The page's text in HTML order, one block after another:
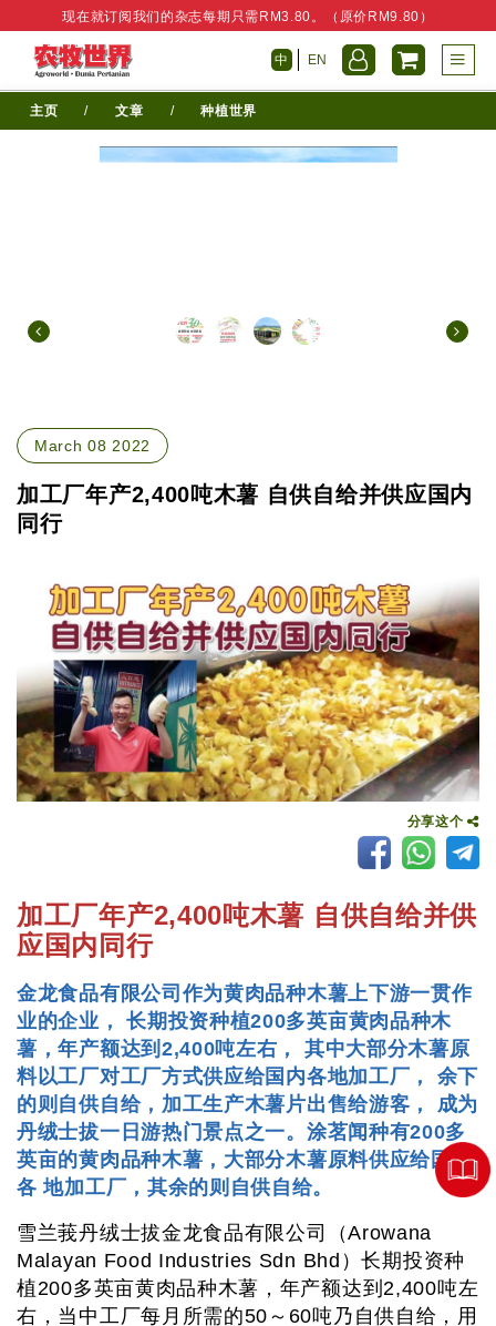
现在就订阅我们的杂志每期只需RM3.80。（原价RM9.80）
中 EN
主页 / 文章 / 种植世界
March 08 2022
加工厂年产2,400吨木薯 自供自给并供应国内
同行
分享这个
加工厂年产2,400吨木薯 自供自给并供
应国内同行
金龙食品有限公司作为黄肉品种木薯上下游一贯作
业的企业， 长期投资种植200多英亩黄肉品种木
薯，年产额达到2,400吨左右， 其中大部分木薯原
料以工厂对工厂方式供应给国内各地加工厂， 余下
的则自供自给，加工生产木薯片出售给游客， 成为
丹绒士拔一日游热门景点之一。涂茗闻种有200多
英亩的黄肉品种木薯，大部分木薯原料供应给国内
各 地加工厂，其余的则自供自给。
雪兰莪丹绒士拔金龙食品有限公司（Arowana
Malayan Food Industries Sdn Bhd）长期投资种
植200多英亩黄肉品种木薯，年产额达到2,400吨左
右，当中工厂每月所需的50～60吨乃自供自给，用